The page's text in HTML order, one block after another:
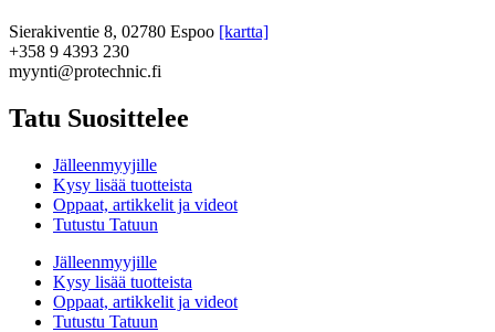
Sierakiventie 8, 02780 Espoo [kartta]
+358 9 4393 230
myynti@protechnic.fi
Tatu Suosittelee
Jälleenmyyjille
Kysy lisää tuotteista
Oppaat, artikkelit ja videot
Tutustu Tatuun
Jälleenmyyjille
Kysy lisää tuotteista
Oppaat, artikkelit ja videot
Tutustu Tatuun